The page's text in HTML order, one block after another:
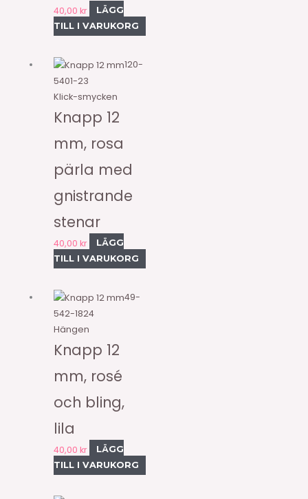
40,00kr
LÄGG
TILL I VARUKORG
120-
5401-23
Klick-smycken
Knapp 12
mm, rosa
pärla med
gnistrande
stenar
40,00kr
LÄGG
TILL I VARUKORG
49-
542-1824
Hängen
Knapp 12
mm, rosé
och bling,
lila
40,00kr
LÄGG
TILL I VARUKORG